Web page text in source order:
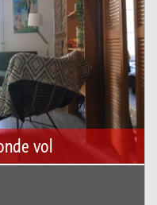
vol